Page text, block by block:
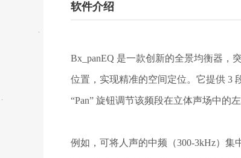
软件介绍
Bx_panEQ 是一款创新的全景均衡器，
位置，实现精准的空间定位。它提供 3
“Pan” 旋钮调节该频段在立体声场中的左
例如，可将人声的中频（300-3kHz）集